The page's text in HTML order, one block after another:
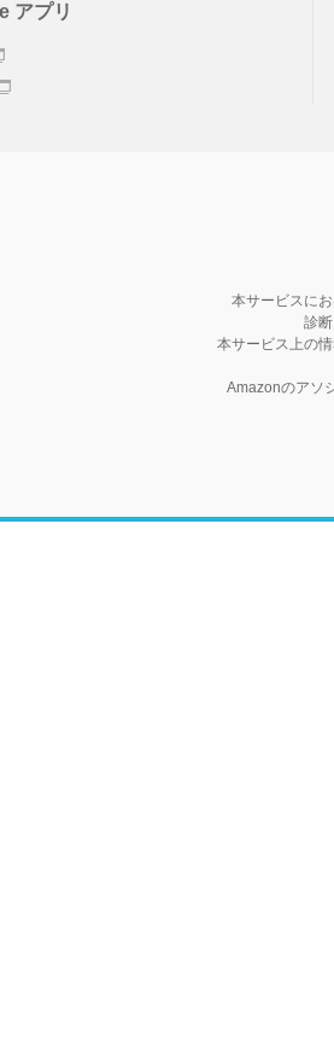
アプリ
本サービスに
診
本サービス上の
Amazonのアソ